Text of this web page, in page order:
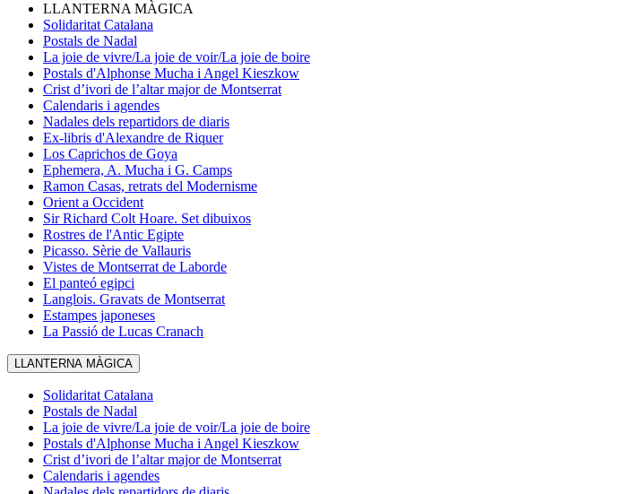
LLANTERNA MÀGICA
Solidaritat Catalana
Postals de Nadal
La joie de vivre/La joie de voir/La joie de boire
Postals d'Alphonse Mucha i Angel Kieszkow
Crist d’ivori de l’altar major de Montserrat
Calendaris i agendes
Nadales dels repartidors de diaris
Ex-libris d'Alexandre de Riquer
Los Caprichos de Goya
Ephemera, A. Mucha i G. Camps
Ramon Casas, retrats del Modernisme
Orient a Occident
Sir Richard Colt Hoare. Set dibuixos
Rostres de l'Antic Egipte
Picasso. Sèrie de Vallauris
Vistes de Montserrat de Laborde
El panteó egipci
Langlois. Gravats de Montserrat
Estampes japoneses
La Passió de Lucas Cranach
LLANTERNA MÀGICA
Solidaritat Catalana
Postals de Nadal
La joie de vivre/La joie de voir/La joie de boire
Postals d'Alphonse Mucha i Angel Kieszkow
Crist d’ivori de l’altar major de Montserrat
Calendaris i agendes